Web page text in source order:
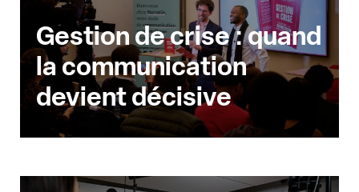
Gestion de crise : quand
la communication
devient décisive